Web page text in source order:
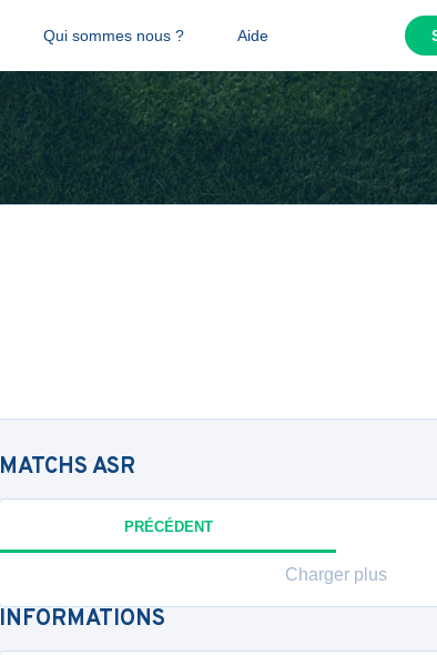
Qui sommes nous ? Aide
MATCHSASR
PRÉCÉDENT
Charger plus
INFORMATIONS